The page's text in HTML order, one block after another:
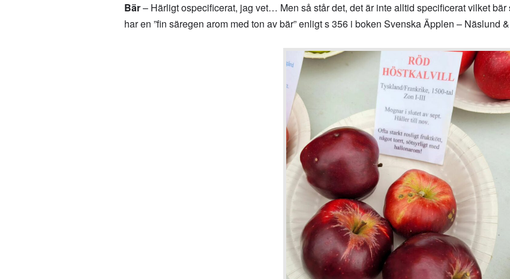
Bär– Härligt ospecificerat, jag vet… Men så står det, det är inte alltid specificerat vilket
har en ”fin säregen arom med ton av bär” enligt s 356 i boken Svenska Äpplen – Näslund